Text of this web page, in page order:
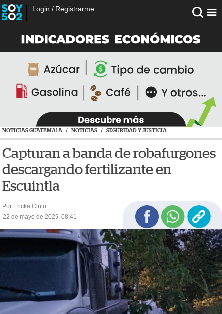
Login / Registrarme
NOTICIAS GUATEMALA / NOTICIAS / SEGURIDAD Y JUSTICIA
Capturan a banda de robafurgones
descargando fertilizante en
Escuintla
Por Ericka Cinto
22 de mayo de 2025, 08:41